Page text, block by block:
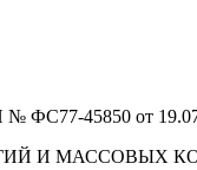
ФС77-45850 от
И МАССОВЫХ